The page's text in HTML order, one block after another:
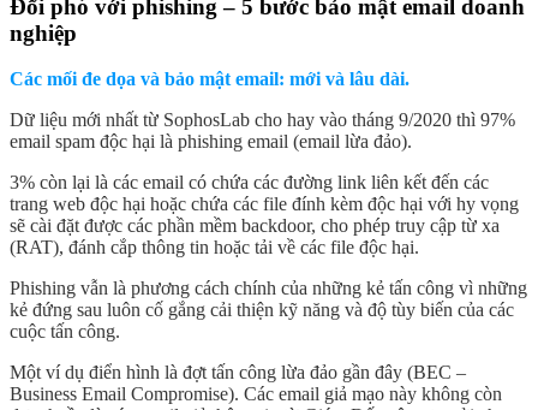
Đối phó với phishing – 5 bước bảo mật email doanh
nghiệp
Các mối đe dọa và bảo mật email: mới và lâu dài.
Dữ liệu mới nhất từ SophosLab cho hay vào tháng 9/2020 thì 97%
email spam độc hại là phishing email (email lừa đảo).
3% còn lại là các email có chứa các đường link liên kết đến các
trang web độc hại hoặc chứa các file đính kèm độc hại với hy vọng
sẽ cài đặt được các phần mềm backdoor, cho phép truy cập từ xa
(RAT), đánh cắp thông tin hoặc tải về các file độc hại.
Phishing vẫn là phương cách chính của những kẻ tấn công vì những
kẻ đứng sau luôn cố gắng cải thiện kỹ năng và độ tùy biến của các
cuộc tấn công.
Một ví dụ điển hình là đợt tấn công lừa đảo gần đây (BEC –
Business Email Compromise). Các email giả mạo này không còn